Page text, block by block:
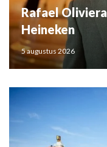
Rafael
Heineken
5 augustus 2026